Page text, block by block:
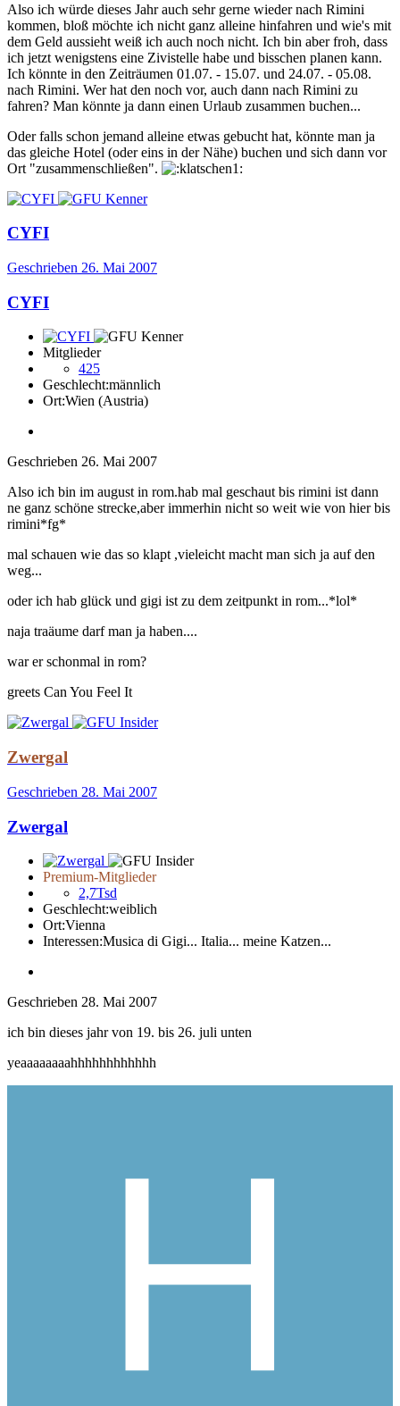
Also ich würde dieses Jahr auch sehr gerne wieder nach Rimini
kommen, bloß möchte ich nicht ganz alleine hinfahren und wie's mit
dem Geld aussieht weiß ich auch noch nicht. Ich bin aber froh, dass
ich jetzt wenigstens eine Zivistelle habe und bisschen planen kann.
Ich könnte in den Zeiträumen 01.07. - 15.07. und 24.07. - 05.08.
nach Rimini. Wer hat den noch vor, auch dann nach Rimini zu
fahren? Man könnte ja dann einen Urlaub zusammen buchen...
Oder falls schon jemand alleine etwas gebucht hat, könnte man ja
das gleiche Hotel (oder eins in der Nähe) buchen und sich dann vor
Ort "zusammenschließen".
CYFI
Geschrieben 26. Mai 2007
CYFI
Mitglieder
425
Geschlecht:männlich
Ort:Wien (Austria)
Geschrieben 26. Mai 2007
Also ich bin im august in rom.hab mal geschaut bis rimini ist dann
ne ganz schöne strecke,aber immerhin nicht so weit wie von hier bis
rimini*fg*
mal schauen wie das so klapt ,vieleicht macht man sich ja auf den
weg...
oder ich hab glück und gigi ist zu dem zeitpunkt in rom...*lol*
naja traäume darf man ja haben....
war er schonmal in rom?
greets Can You Feel It
Zwergal
Geschrieben 28. Mai 2007
Zwergal
Premium-Mitglieder
2,7Tsd
Geschlecht:weiblich
Ort:Vienna
Interessen:Musica di Gigi... Italia... meine Katzen...
Geschrieben 28. Mai 2007
ich bin dieses jahr von 19. bis 26. juli unten
yeaaaaaaaahhhhhhhhhhhh